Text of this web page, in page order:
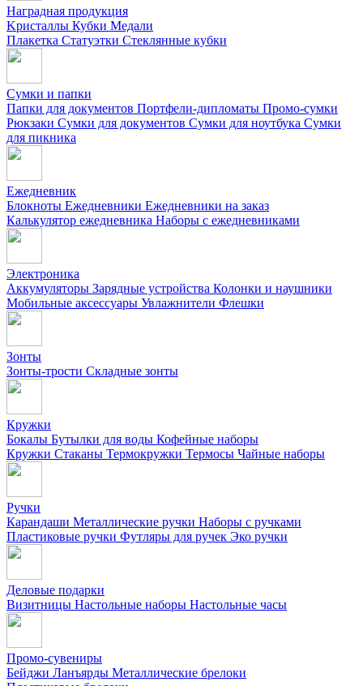
Наградная продукция
Kристаллы Кубки Медали
Плакетка Статуэтки Стеклянные кубки
Сумки и папки
Папки для документов Портфели-дипломаты Промо-сумки
Рюкзаки Сумки для документов Сумки для ноутбука Сумки
для пикника
Ежедневник
Блокноты Ежедневники Ежедневники на заказ
Калькулятор ежедневника Наборы с ежедневниками
Электроника
Аккумуляторы Зарядные устройства Колонки и наушники
Мобильные аксессуары Увлажнители Флешки
Зонты
Зонты-трости Складные зонты
Кружки
Бокалы Бутылки для воды Кофейные наборы
Кружки Стаканы Термокружки Термосы Чайные наборы
Ручки
Карандаши Металлические ручки Наборы с ручками
Пластиковые ручки Футляры для ручек Эко ручки
Деловые подарки
Визитницы Настольные наборы Настольные часы
Промо-сувениры
Бейджи Ланъярды Металлические брелоки